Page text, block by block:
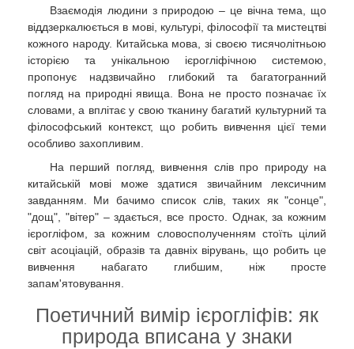
Взаємодія людини з природою – це вічна тема, що
віддзеркалюється в мові, культурі, філософії та мистецтві
кожного народу. Китайська мова, зі своєю тисячолітньою
історією та унікальною ієрогліфічною системою,
пропонує надзвичайно глибокий та багатогранний
погляд на природні явища. Вона не просто позначає їх
словами, а вплітає у свою тканину багатий культурний та
філософський контекст, що робить вивчення цієї теми
особливо захопливим.
На перший погляд, вивчення слів про природу на
китайській мові може здатися звичайним лексичним
завданням. Ми бачимо список слів, таких як "сонце",
"дощ", "вітер" – здається, все просто. Однак, за кожним
ієрогліфом, за кожним словосполученням стоїть цілий
світ асоціацій, образів та давніх вірувань, що робить це
вивчення набагато глибшим, ніж просте
запам'ятовування.
Поетичний вимір ієрогліфів: як
природа вписана у знаки